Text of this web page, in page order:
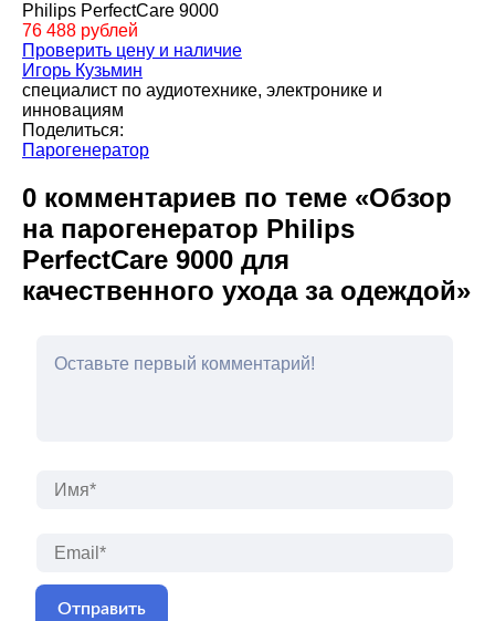
Philips PerfectCare 9000
76 488 рублей
Проверить цену и наличие
Игорь Кузьмин
специалист по аудиотехнике, электронике и
инновациям
Поделиться:
Парогенератор
0 комментариев по теме «Обзор
на парогенератор Philips
PerfectCare 9000 для
качественного ухода за одеждой»